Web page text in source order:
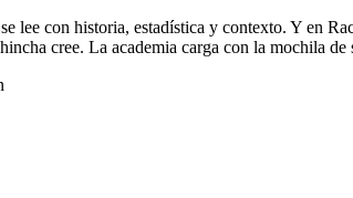
lee con historia, estadística y contexto. Y en
cree. La academia carga con la mochila